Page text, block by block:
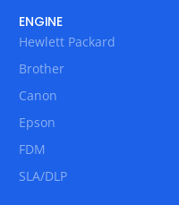
ENGINE
Hewlett Packard
Brother
Canon
Epson
FDM
SLA/DLP